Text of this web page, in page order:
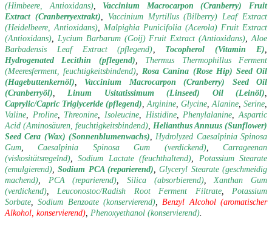
(Himbeere, Antioxidans), Vaccinium Macrocarpon (Cranberry) Fruit
Extract (Cranberryextrakt)
Vaccinium Myrtillus (Bilberry) Leaf Extract
(Heidelbeere, Antioxidans)
Malpighia Punicifolia (Acerola) Fruit Extract
(Antioxidans)
Lycium Barbarum (Goij) Fruit Extract (Antioxidans) ,Aloe
Barbadensis Leaf Extract (pflegend)
Tocopherol (Vitamin E)
Hydrogenated Lecithin (pflegend)
Thermus Thermophillus Ferment
(Meeresferment, feuchtigkeitsbindend)
Rosa Canina (Rose Hip) Seed Oil
(Hagebuttenkernöl)
Vaccinium Macrocarpon (Cranberry) Seed Oil
(Cranberryöl)
Linum Usitatissimum (Linseed) Oil (Leinöl)
Caprylic/Capric Triglyceride (pflegend) Arginine Glycine Alanine Serine
Valine
Proline, Threonine Isoleucine Histidine, Phenylalanine ,Aspartic
Acid (Aminosäuren, feuchtigkeitsbindend) Helianthus Annuus (Sunflower)
Seed Cera (Wax) (Sonnenblumenwachs)
Hydrolyzed Caesalpinia Spinosa
Gum ,Caesalpinia Spinosa Gum (verdickend),Carrageenan
(viskositätsregelnd) ,Sodium Lactate (feuchthaltend)
Potassium Stearate
(emulgierend) ,Sodium PCA (reparierend) ,Glyceryl Stearate (geschmeidig
machend)
PCA (reparierend) ,Silica (absorbierend), Xanthan Gum
(verdickend)
Leuconostoc/Radish Root Ferment Filtrate, Potassium
Sorbate ,Sodium Benzoate (konservierend)
Benzyl Alcohol (aromatischer
Alkohol, konservierend) Phenoxyethanol (konservierend)